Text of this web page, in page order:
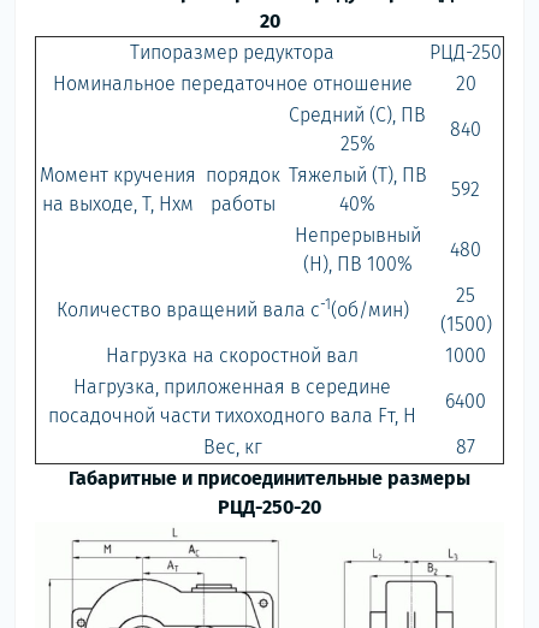
20
Типоразмер редуктора
РЦД-250
Номинальное передаточное отношение
20
Момент кручения
на выходе, Т, Нxм
порядок
работы
Средний (С), ПВ
25%
840
Тяжелый (Т), ПВ
40%
592
Непрерывный
(Н), ПВ 100%
480
Количество вращений вала с-1(об/мин)
25
(1500)
Нагрузка на скоростной вал
1000
Нагрузка, приложенная в середине
посадочной части тихоходного вала Fт, Н
6400
Вес, кг
87
Габаритные и присоединительные размеры
РЦД-250-20